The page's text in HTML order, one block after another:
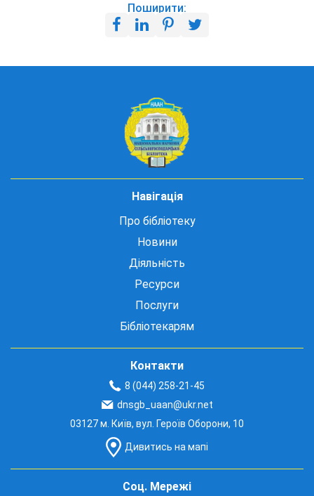
Поширити:
Навігація
Про бібліотеку
Новини
Діяльність
Ресурси
Послуги
Бібліотекарям
Контакти
8 (044) 258-21-45
dnsgb_uaan@ukr.net
03127 м. Київ, вул. Героїв Оборони, 10
Дивитись на мапі
Соц. Мережі